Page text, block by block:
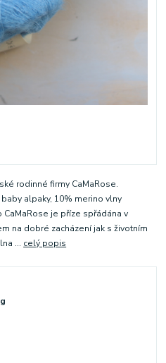
rodinné firmy CaMaRose.
alpaky, 10% merino vlny
je příze spřádána v
na dobré zacházení jak s životním
... celý popis